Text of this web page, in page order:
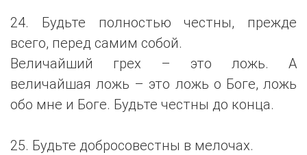
24. Будьте полностью честны, прежде
всего, перед самим собой.
Величайший грех – это ложь. А
величайшая ложь – это ложь о Боге, ложь
обо мне и Боге. Будьте честны до конца.
25. Будьте добросовестны в мелочах.